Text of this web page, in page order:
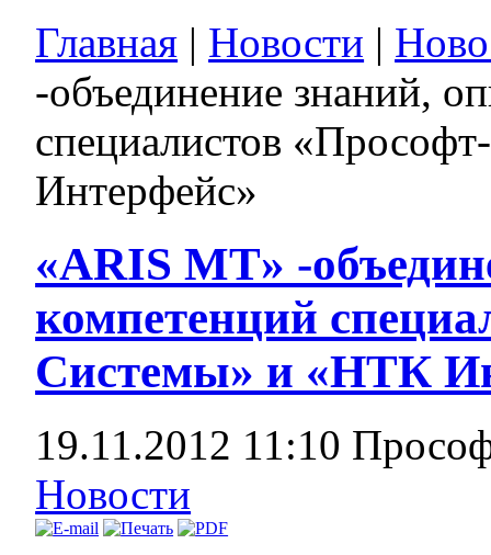
Главная | Новости |
-объединение знаний,
специалистов
Интерфейс»
«ARIS MT» -
компетенций
Системы» и «НТК
19.11.2012 11:10
Новости